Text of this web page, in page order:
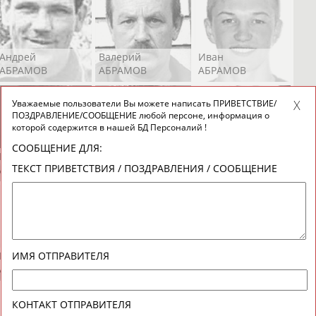
Валерий
АБРАМОВ
Иван
АБРАМОВ
Ирина
АБРАМОВА
АБРАМОВА
Осеп
АБРАМЯН
АБРАРОВ
Уважаемые пользователи Вы можете написать ПРИВЕТСТВИЕ/
ПОЗДРАВЛЕНИЕ/СООБЩЕНИЕ любой персоне, информация о
которой содержится в нашей БД Персоналий !
СООБЩЕНИЕ ДЛЯ:
ТЕКСТ ПРИВЕТСТВИЯ / ПОЗДРАВЛЕНИЯ / СООБЩЕНИЕ
ИМЯ ОТПРАВИТЕЛЯ
КОНТАКТ ОТПРАВИТЕЛЯ